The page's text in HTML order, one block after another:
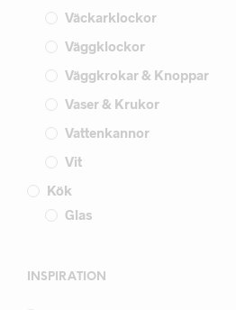
Väckarklockor
Väggklockor
Väggkrokar & Knoppar
Vaser & Krukor
Vattenkannor
Vit
Kök
Glas
INSPIRATION